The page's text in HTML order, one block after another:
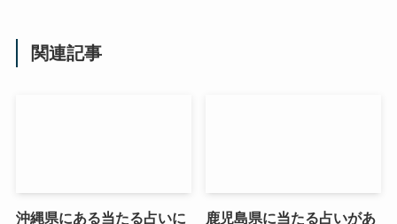
関連記事
沖縄県にある当たる占いに 鹿児島県に当たる占いがあ